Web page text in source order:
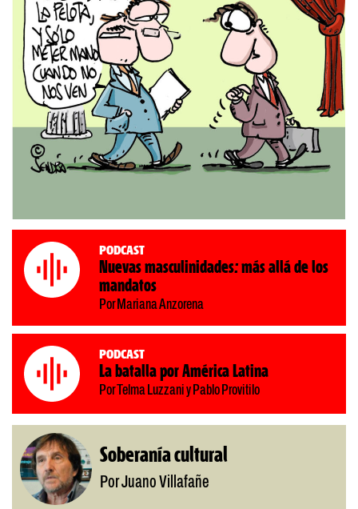
Podcast
Nuevas masculinidades: más allá de los
mandatos
Por Mariana Anzorena
Podcast
La batalla por América Latina
Por Telma Luzzani y Pablo Provitilo
Soberanía cultural
Por Juano Villafañe